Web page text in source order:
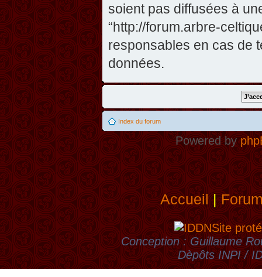
soient pas diffusées à
“http://forum.arbre-
responsables en cas de
données.
Index du forum
Powered by
Accueil|
Site
Conception : Guillaume
Dèpôts INPI /